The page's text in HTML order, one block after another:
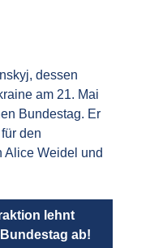
dessen
am 21. Mai
Bundestag. Er
den
Alice Weidel und
lehnt
ab!